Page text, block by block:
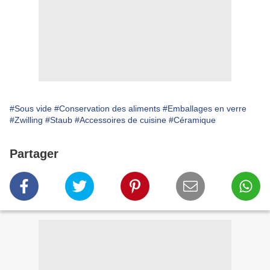
#Sous vide #Conservation des aliments #Emballages en verre
#Zwilling #Staub #Accessoires de cuisine #Céramique
Partager